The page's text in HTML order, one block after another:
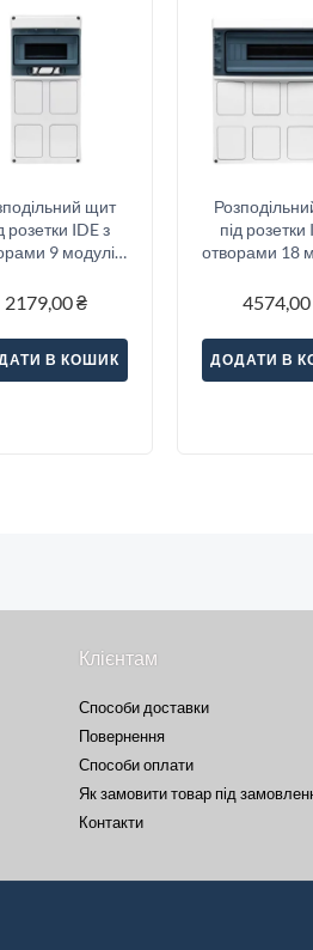
щит
розетки IDE з
9 модулів
IP65
2179,00₴
В КОШИК
під розетки
отворами 18
IP65
4574,00
ДОДАТИ В
Клієнтам
Способи доставки
Повернення
Способи оплати
Як замовити товар під
Контакти